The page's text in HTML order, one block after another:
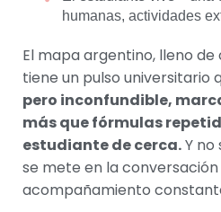
humanas, actividades
El mapa argentino, lleno
tiene un pulso universitario
pero inconfundible,
más que fórmulas
estudiante de cerca.Y
se mete en la
acompañamiento